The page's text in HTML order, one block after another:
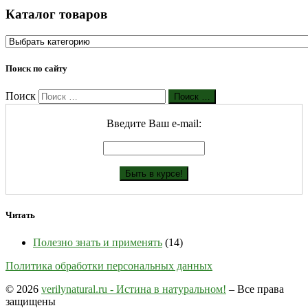
Каталог товаров
Поиск по сайту
Поиск Поиск …
Введите Ваш е-mail:
Читать
Полезно знать и применять (14)
Политика обработки персональных данных
© 2026 verilynatural.ru - Истина в натуральном! – Все права
защищены